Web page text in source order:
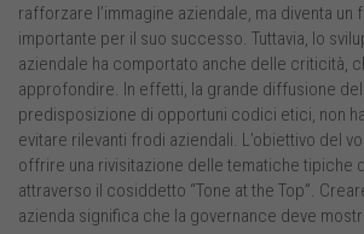
rafforzare l’immagine aziendale, ma diventa
importante per il suo successo. Tuttavia, lo
aziendale ha comportato anche delle criticità,
approfondire. In effetti, la grande diffusione
predisposizione di opportuni codici etici, non
evitare rilevanti frodi aziendali. L’obiettivo del
offrire una rivisitazione delle tematiche tipiche
attraverso il cosiddetto “Tone at the Top”.
azienda significa che la governance deve